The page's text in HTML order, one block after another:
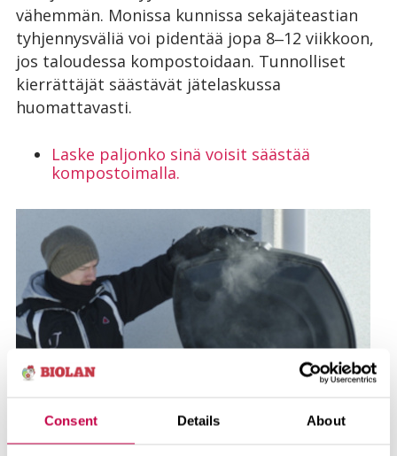
Consent Details About
vähemmän. Monissa kunnissa sekajäteastian
tyhjennysväliä voi pidentää jopa 8‒12 viikkoon,
jos taloudessa kompostoidaan. Tunnolliset
kierrättäjät säästävät jätelaskussa
huomattavasti.
Laske paljonko sinä voisit säästää
kompostoimalla.